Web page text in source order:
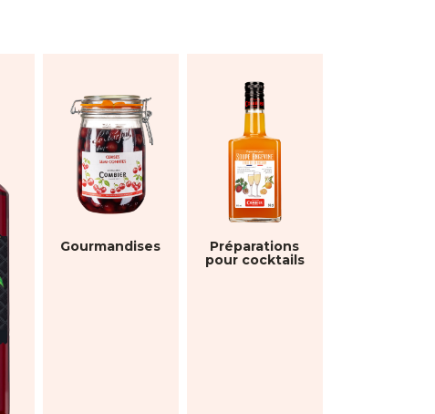
Gourmandises
Préparations
pour cocktails